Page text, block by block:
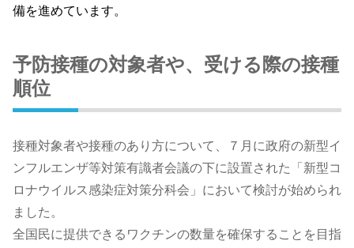
備を進めています。
予防接種の対象者や、受ける際の接種
順位
接種対象者や接種のあり方について、７月に政府の新型イ
ンフルエンザ等対策有識者会議の下に設置された「新型コ
ロナウイルス感染症対策分科会」において検討が始められ
ました。
全国民に提供できるワクチンの数量を確保することを目指